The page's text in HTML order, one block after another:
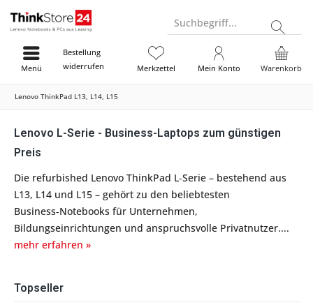
Suchbegriff...
Bestellung
widerrufen
Warenkorb
Merkzettel Mein Konto
Menü
Lenovo ThinkPad L13, L14, L15
Lenovo L-Serie - Business-Laptops zum günstigen
Preis
Die refurbished Lenovo ThinkPad L‑Serie – bestehend aus
L13, L14 und L15 – gehört zu den beliebtesten
Business‑Notebooks für Unternehmen,
Bildungseinrichtungen und anspruchsvolle Privatnutzer....
mehr erfahren »
Topseller